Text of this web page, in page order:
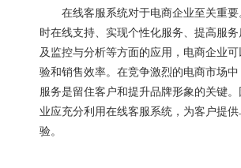
在线客服系统对于电商企业至关重要
时在线支持、实现个性化服务、提高服
及监控与分析等方面的应用，电商企业
验和销售效率。在竞争激烈的电商市场
服务是留住客户和提升品牌形象的关键
业应充分利用在线客服系统，为客户提
验。